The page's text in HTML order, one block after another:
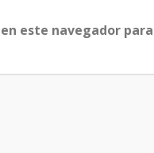
este navegador